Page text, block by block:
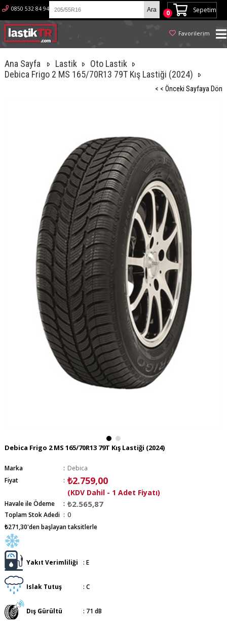
Sepetim
0
Favorilerim
0850 532 84 94
Ana Sayfa Lastik
Oto Lastik
Debica Frigo 2 MS 165/70R13 79T Kış Lastiği (2024)
< < Önceki Sayfaya Dön
Debica Frigo 2 MS 165/70R13 79T Kış Lastiği (2024)
Marka : Debica
Fiyat
: ₺2.759,00
(KDV Dahil - 1 Adet Fiyatı)
Havale ile Ödeme ₺2.565,87
Toplam Stok Adedi : 0
₺271,30'den başlayan taksitlerle
Yakıt Verimliliği : E
Islak Tutuş : C
Dış Gürültü : 71 dB